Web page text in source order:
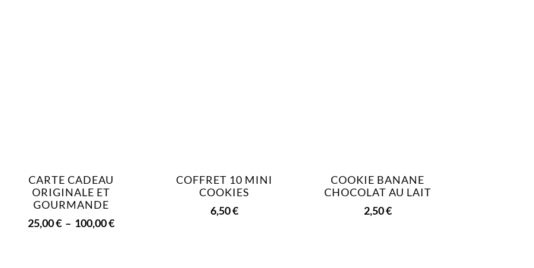
CARTE CADEAU
ORIGINALE ET
GOURMANDE
25,00€ – 100,00€
COFFRET 10 MINI
COOKIES
6,50€
COOKIE BANANE
CHOCOLAT AU LAIT
2,50€